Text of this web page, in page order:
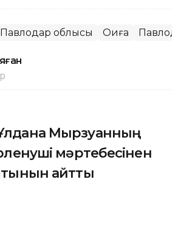
Павлодар облысы Оқиға
Мырзуанның
мәртебесінен
айтты